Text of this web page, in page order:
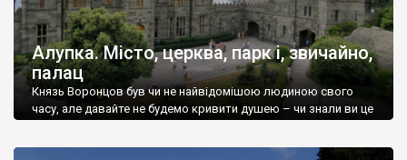
Алупка. Місто, церква, парк і, звичайно,
палац
Князь Воронцов був чи не найвідомішою людиною свого
часу, але давайте не будемо кривити душею – чи знали ви це